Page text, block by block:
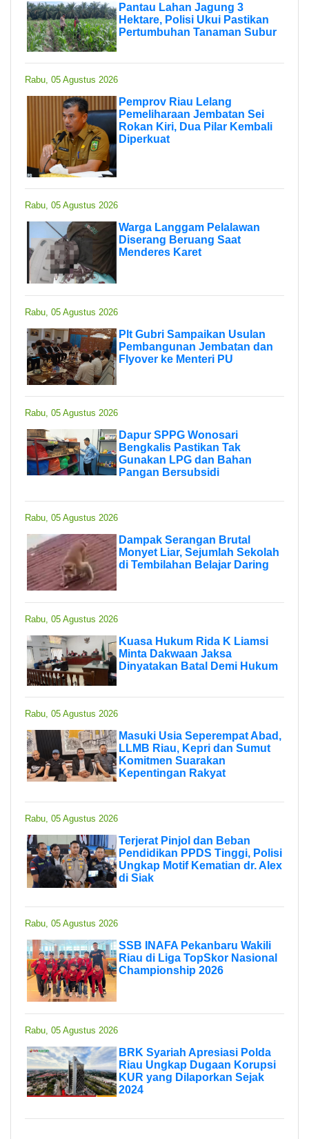
Pantau Lahan Jagung 3
Hektare, Polisi Ukui Pastikan
Pertumbuhan Tanaman Subur
Rabu, 05 Agustus 2026
Pemprov Riau Lelang
Pemeliharaan Jembatan Sei
Rokan Kiri, Dua Pilar Kembali
Diperkuat
Rabu, 05 Agustus 2026
Warga Langgam Pelalawan
Diserang Beruang Saat
Menderes Karet
Rabu, 05 Agustus 2026
Plt Gubri Sampaikan Usulan
Pembangunan Jembatan dan
Flyover ke Menteri PU
Rabu, 05 Agustus 2026
Dapur SPPG Wonosari
Bengkalis Pastikan Tak
Gunakan LPG dan Bahan
Pangan Bersubsidi
Rabu, 05 Agustus 2026
Dampak Serangan Brutal
Monyet Liar, Sejumlah Sekolah
di Tembilahan Belajar Daring
Rabu, 05 Agustus 2026
Kuasa Hukum Rida K Liamsi
Minta Dakwaan Jaksa
Dinyatakan Batal Demi Hukum
Rabu, 05 Agustus 2026
Masuki Usia Seperempat Abad,
LLMB Riau, Kepri dan Sumut
Komitmen Suarakan
Kepentingan Rakyat
Rabu, 05 Agustus 2026
Terjerat Pinjol dan Beban
Pendidikan PPDS Tinggi, Polisi
Ungkap Motif Kematian dr. Alex
di Siak
Rabu, 05 Agustus 2026
SSB INAFA Pekanbaru Wakili
Riau di Liga TopSkor Nasional
Championship 2026
Rabu, 05 Agustus 2026
BRK Syariah Apresiasi Polda
Riau Ungkap Dugaan Korupsi
KUR yang Dilaporkan Sejak
2024